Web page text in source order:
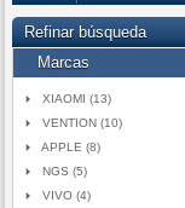
Refinar búsqueda
Marcas
XIAOMI (13)
VENTION (10)
APPLE (8)
NGS (5)
VIVO (4)